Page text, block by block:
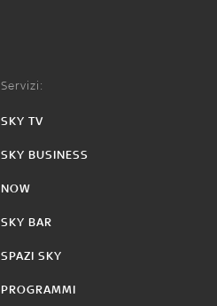
Servizi:
SKY TV
SKY BUSINESS
NOW
SKY BAR
SPAZI SKY
PROGRAMMI